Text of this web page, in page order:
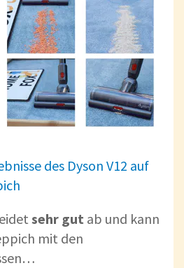
des Dyson V12 auf
sehr gut ab und kann
mit den